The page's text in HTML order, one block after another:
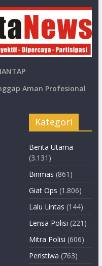
Aman Profesional
Kategori
Berita Utama
(3.131)
Binmas (861)
Giat Ops (1.806)
Lalu Lintas (144)
Lensa Polisi (221)
Mitra Polisi (606)
Peristiwa (763)